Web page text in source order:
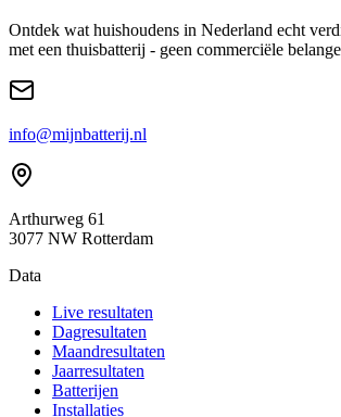
Ontdek wat huishoudens in Nederland echt
met een thuisbatterij - geen commerciële
info@mijnbatterij.nl
Arthurweg 61
3077 NW Rotterdam
Data
Live resultaten
Dagresultaten
Maandresultaten
Jaarresultaten
Batterijen
Installaties